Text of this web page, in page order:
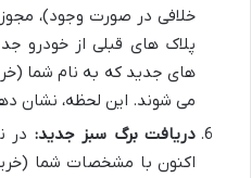
خلافی در صورت وجود)،
پلاک های قبلی از خودرو
های جدید که به نام شما
می شوند. این لحظه، نشان
دریافت برگ سبز جدید: در
اکنون با مشخصات شما